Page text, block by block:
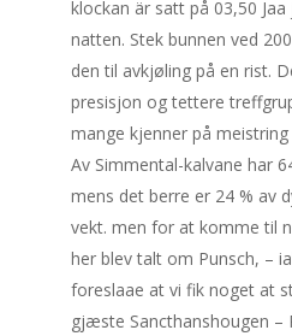
klockan är satt på 03,50
natten. Stek bunnen ved
den til avkjøling på en rist.
presisjon og tettere
mange kjenner på
Av Simmental-kalvane har
mens det berre er 24 % av
vekt. men for at komme til
her blev talt om Punsch, –
foreslaae at vi fik noget at
gjæste Sancthanshougen –